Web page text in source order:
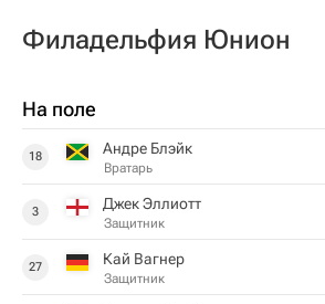
Филадельфия Юнион
На поле
18 Андре Блэйк
Вратарь
3 Джек Эллиотт
Защитник
27 Кай Вагнер
Защитник